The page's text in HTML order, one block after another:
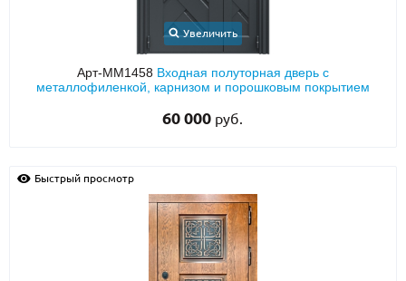
Увеличить
Арт-ММ1458 Входная полуторная дверь с
металлофиленкой, карнизом и порошковым покрытием
60 000 руб.
Быстрый просмотр